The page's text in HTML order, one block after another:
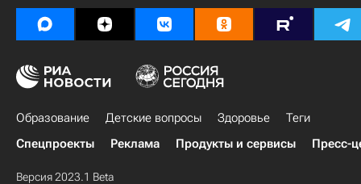
Россия
Образование Детские вопросы Здоровье
Теги
Спецпроекты
Реклама Продукты и сервисы Пресс-
Версия 2023.1 Beta